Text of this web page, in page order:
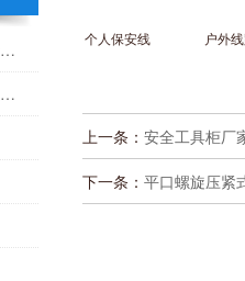
三相短路接地线结构特点【上海康登电气】
短路接地线：携带型短路接地线组成元件
个人保安线 户外
上一条： 安全工具柜厂
下一条： 平口螺旋压紧